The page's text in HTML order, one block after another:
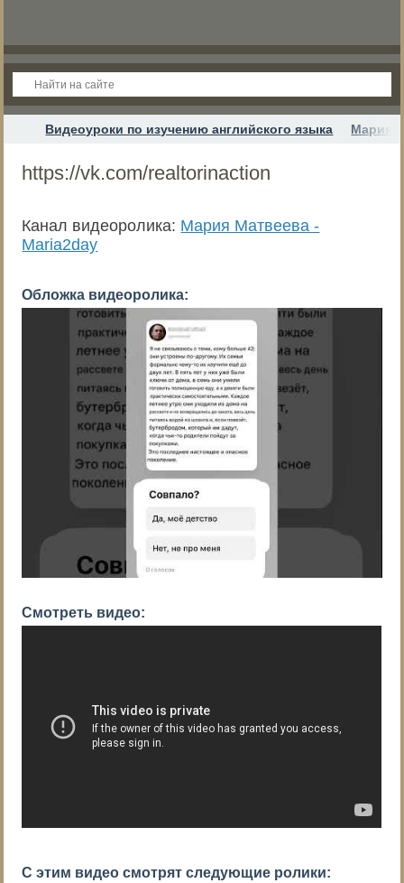
Видеоуроки по изучению английского языка Мария
https://vk.com/realtorinaction
Канал видеоролика: Мария Матвеева -
Maria2day
Обложка видеоролика:
Смотреть видео:
С этим видео смотрят следующие ролики: